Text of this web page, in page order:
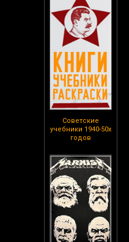
Советские
учебники 1940-50х
годов